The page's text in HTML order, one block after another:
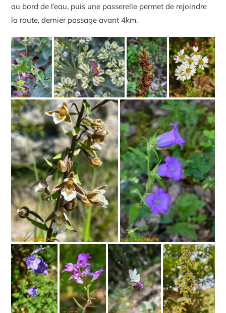
au bord de l’eau, puis une passerelle permet de rejoindre
la route, dernier passage avant 4km.